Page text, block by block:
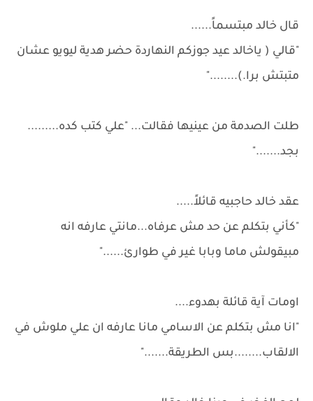
قال خالد مبتسماً......
"قالي ( ياخالد عيد جوزكم النهاردة حضر هدية ليويو عشان
متبتش برا.)........"
طلت الصدمة من عينيها فقالت... "علي كتب كده.........
بجد......."
عقد خالد حاجبيه قائلاً.....
"كأني بتكلم عن حد مش عرفاه...مانتي عارفه انه
مبيقولش ماما وبابا غير في طوارئ......"
اومات آية قائلة بهدوء....
"انا مش بتكلم عن الاسامي مانا عارفه ان علي ملوش في
الالقاب........بس الطريقة......."